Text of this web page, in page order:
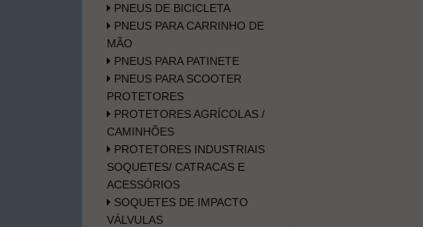
PNEUS DE BICICLETA
PNEUS PARA CARRINHO DE
MÃO
PNEUS PARA PATINETE
PNEUS PARA SCOOTER
PROTETORES
PROTETORES AGRÍCOLAS /
CAMINHÕES
PROTETORES INDUSTRIAIS
SOQUETES/ CATRACAS E
ACESSÓRIOS
SOQUETES DE IMPACTO
VÁLVULAS